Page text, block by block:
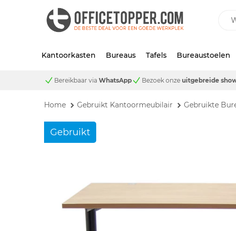
Kantoorkasten Bureaus Tafels Bureaustoelen
Bereikbaar via WhatsApp Bezoek onze uitgebreide
Home Gebruikt Kantoormeubilair Gebruikte
Gebruikt